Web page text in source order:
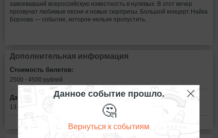
завоевавший всероссийскую известность в нулевых. В этот вечер
прозвучат любимые песни и новые сюрпризы. Большой концерт Найка
Борзова — событие, которое нельзя пропустить.
Дополнительная информация
Стоимость билетов:
2500 - 4500 рублей
Дата:
13 ноября в 20:00
Данное событие прошло.
🤔
Вернуться к событиям